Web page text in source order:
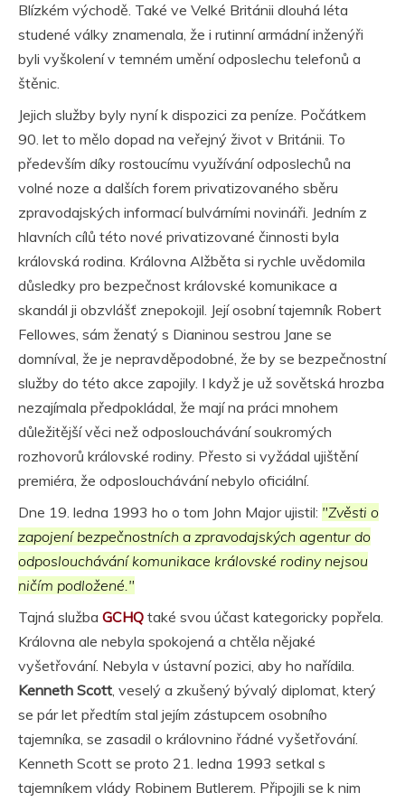
Blízkém východě. Také ve Velké Británii dlouhá léta
studené války znamenala, že i rutinní armádní inženýři
byli vyškolení v temném umění odposlechu telefonů a
štěnic.
Jejich služby byly nyní k dispozici za peníze. Počátkem
90. let to mělo dopad na veřejný život v Británii. To
především díky rostoucímu využívání odposlechů na
volné noze a dalších forem privatizovaného sběru
zpravodajských informací bulvárními novináři. Jedním z
hlavních cílů této nové privatizované činnosti byla
královská rodina. Královna Alžběta si rychle uvědomila
důsledky pro bezpečnost královské komunikace a
skandál ji obzvlášť znepokojil. Její osobní tajemník Robert
Fellowes, sám ženatý s Dianinou sestrou Jane se
domníval, že je nepravděpodobné, že by se bezpečnostní
služby do této akce zapojily. I když je už sovětská hrozba
nezajímala předpokládal, že mají na práci mnohem
důležitější věci než odposlouchávání soukromých
rozhovorů královské rodiny. Přesto si vyžádal ujištění
premiéra, že odposlouchávání nebylo oficiální.
Dne 19. ledna 1993 ho o tom John Major ujistil: "Zvěsti o
zapojení bezpečnostních a zpravodajských agentur do
odposlouchávání komunikace královské rodiny nejsou
ničím podložené."
Tajná služba GCHQ také svou účast kategoricky popřela.
Královna ale nebyla spokojená a chtěla nějaké
vyšetřování. Nebyla v ústavní pozici, aby ho nařídila.
Kenneth Scott, veselý a zkušený bývalý diplomat, který
se pár let předtím stal jejím zástupcem osobního
tajemníka, se zasadil o královnino řádné vyšetřování.
Kenneth Scott se proto 21. ledna 1993 setkal s
tajemníkem vlády Robinem Butlerem. Připojili se k nim